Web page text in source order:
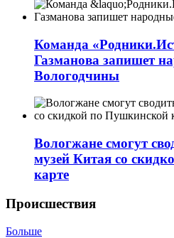
Команда
Газманова запишет
Вологодчины
Вологжане смогут
музей Китая со
карте
Происшествия
Больше